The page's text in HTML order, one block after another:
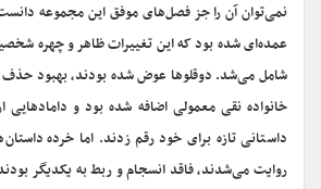
نمی‌توان آن را جز فصل‌های موفق این مجموعه
عمده‌ای شده بود که این تغییرات ظاهر و چهره
شامل می‌شد. دوقلوها عوض شده بودند، بهبود حذف
خانواده نقی معمولی اضافه شده بود و
داستانی تازه برای خود رقم ‌زدند. اما خرده
روایت می‌شدند، فاقد انسجام و ربط به یکدیگر